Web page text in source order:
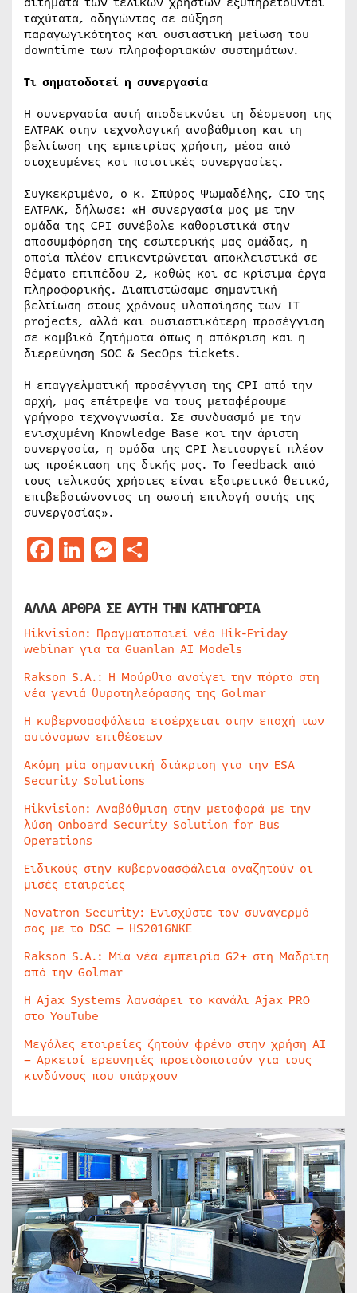
ταχύτατα, οδηγώντας σε αύξηση
παραγωγικότητας και ουσιαστική μείωση του
downtime των πληροφοριακών συστημάτων.
Τι σηματοδοτεί η συνεργασία
Η συνεργασία αυτή αποδεικνύει τη δέσμευση της
ΕΛΤΡΑΚ στην τεχνολογική αναβάθμιση και τη
βελτίωση της εμπειρίας χρήστη, μέσα από
στοχευμένες και ποιοτικές συνεργασίες.
Συγκεκριμένα, ο κ. Σπύρος Ψωμαδέλης, CIO της
ΕΛΤΡΑΚ, δήλωσε: «Η συνεργασία μας με την
ομάδα της CPI συνέβαλε καθοριστικά στην
αποσυμφόρηση της εσωτερικής μας ομάδας, η
οποία πλέον επικεντρώνεται αποκλειστικά σε
θέματα επιπέδου 2, καθώς και σε κρίσιμα έργα
πληροφορικής. Διαπιστώσαμε σημαντική
βελτίωση στους χρόνους υλοποίησης των IT
projects, αλλά και ουσιαστικότερη προσέγγιση
σε κομβικά ζητήματα όπως η απόκριση και η
διερεύνηση SOC & SecOps tickets.
Η επαγγελματική προσέγγιση της CPI από την
αρχή, μας επέτρεψε να τους μεταφέρουμε
γρήγορα τεχνογνωσία. Σε συνδυασμό με την
ενισχυμένη Knowledge Base και την άριστη
συνεργασία, η ομάδα της CPI λειτουργεί πλέον
ως προέκταση της δικής μας. Το feedback από
τους τελικούς χρήστες είναι εξαιρετικά θετικό,
επιβεβαιώνοντας τη σωστή επιλογή αυτής της
συνεργασίας».
Facebook
LinkedIn
Messenger
ΑΛΛΑ ΑΡΘΡΑ ΣΕ ΑΥΤΗ ΤΗΝ ΚΑΤΗΓΟΡΙΑ
Hikvision: Πραγματοποιεί νέο Hik-Friday
webinar για τα Guanlan AI Models
Rakson S.A.: Η Μούρθια ανοίγει την πόρτα στη
νέα γενιά θυροτηλεόρασης της Golmar
Η κυβερνοασφάλεια εισέρχεται στην εποχή των
αυτόνομων επιθέσεων
Ακόμη μία σημαντική διάκριση για την ESA
Security Solutions
Hikvision: Αναβάθμιση στην μεταφορά με την
λύση Onboard Security Solution for Bus
Operations
Ειδικούς στην κυβερνοασφάλεια αναζητούν οι
μισές εταιρείες
Novatron Security: Ενισχύστε τον συναγερμό
σας με το DSC – HS2016NKE
Rakson S.A.: Μία νέα εμπειρία G2+ στη Μαδρίτη
από την Golmar
Η Ajax Systems λανσάρει το κανάλι Ajax PRO
στο YouTube
Μεγάλες εταιρείες ζητούν φρένο στην χρήση AI
– Αρκετοί ερευνητές προειδοποιούν για τους
κινδύνους που υπάρχουν